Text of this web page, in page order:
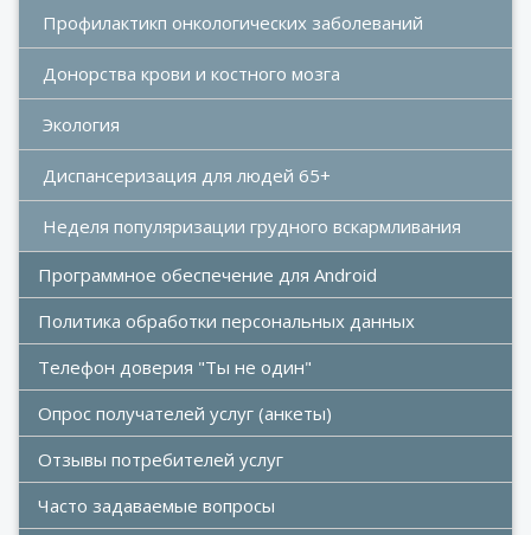
Профилактикп онкологических заболеваний
Донорства крови и костного мозга
Экология
Диспансеризация для людей 65+
Неделя популяризации грудного вскармливания
Программное обеспечение для Android
Политика обработки персональных данных
Телефон доверия "Ты не один"
Опрос получателей услуг (анкеты)
Отзывы потребителей услуг
Часто задаваемые вопросы